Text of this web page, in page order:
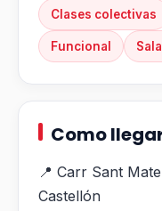
Clases colectivas
Funcional
Como
📍 Carr Sant
Castellón